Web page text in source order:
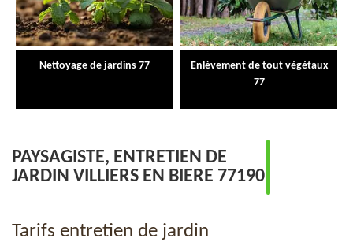
Nettoyage de jardins 77
Enlèvement de tout végétaux
77
PAYSAGISTE, ENTRETIEN DE
JARDIN VILLIERS EN BIERE 77190
Tarifs entretien de jardin